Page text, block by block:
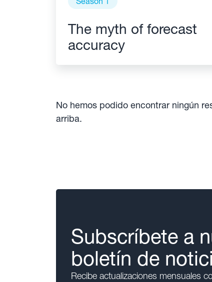
The myth of forecast
accuracy
No hemos podido encontrar ningún
arriba.
Subscríbete a
boletín de
Recibe actualizaciones mensuales